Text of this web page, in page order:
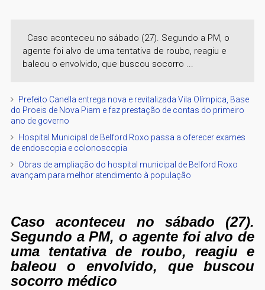
Caso aconteceu no sábado (27). Segundo a PM, o
agente foi alvo de uma tentativa de roubo, reagiu e
baleou o envolvido, que buscou socorro ...
Prefeito Canella entrega nova e revitalizada Vila Olímpica, Base
do Proeis de Nova Piam e faz prestação de contas do primeiro
ano de governo
Hospital Municipal de Belford Roxo passa a oferecer exames
de endoscopia e colonoscopia
Obras de ampliação do hospital municipal de Belford Roxo
avançam para melhor atendimento à população
Caso aconteceu no sábado (27).
Segundo a PM, o agente foi alvo de
uma tentativa de roubo, reagiu e
baleou o envolvido, que buscou
socorro médico